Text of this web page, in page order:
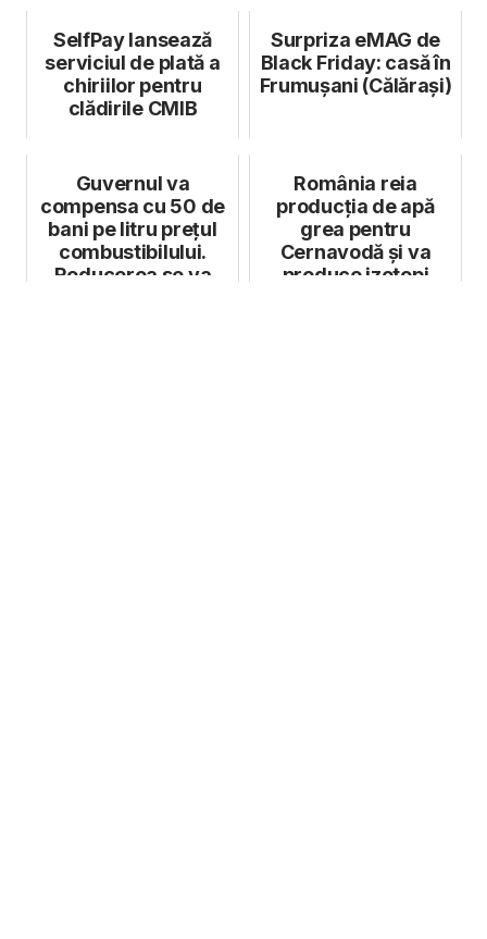
SelfPay lansează
serviciul de plată a
chiriilor pentru
clădirile CMIB
Surpriza eMAG de
Black Friday: casă în
Frumușani (Călărași)
Guvernul va
compensa cu 50 de
bani pe litru prețul
combustibilului.
Reducerea se va
România reia
producția de apă
grea pentru
Cernavodă și va
produce izotopi